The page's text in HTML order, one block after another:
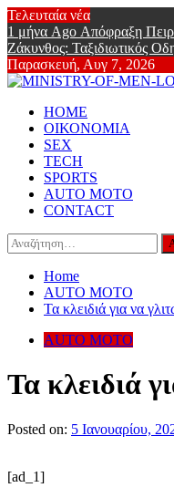
Skip
to
content
Τελευταία νέα
1 μήνα Ago Απόφραξη
Ζάκυνθος: Ταξιδιωτικός
Παρασκευή, Αυγ 7, 2026
Online Lifestyle περιοδικό
Primary
Menu
HOME
ΟΙΚΟΝΟΜΙΑ
SEX
TECH
SPORTS
AUTO MOTO
CONTACT
Αναζήτηση
για:
Home
AUTO MOTO
Τα κλειδιά για να
AUTO MOTO
Τα κλειδιά
Posted on: 5 Ιανουαρίου,
[ad_1]